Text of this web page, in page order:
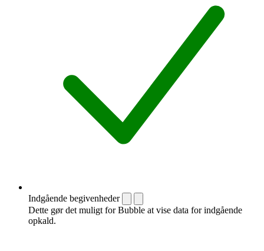
Indgående begivenheder
Dette gør det muligt for Bubble at vise data for indgående
opkald.